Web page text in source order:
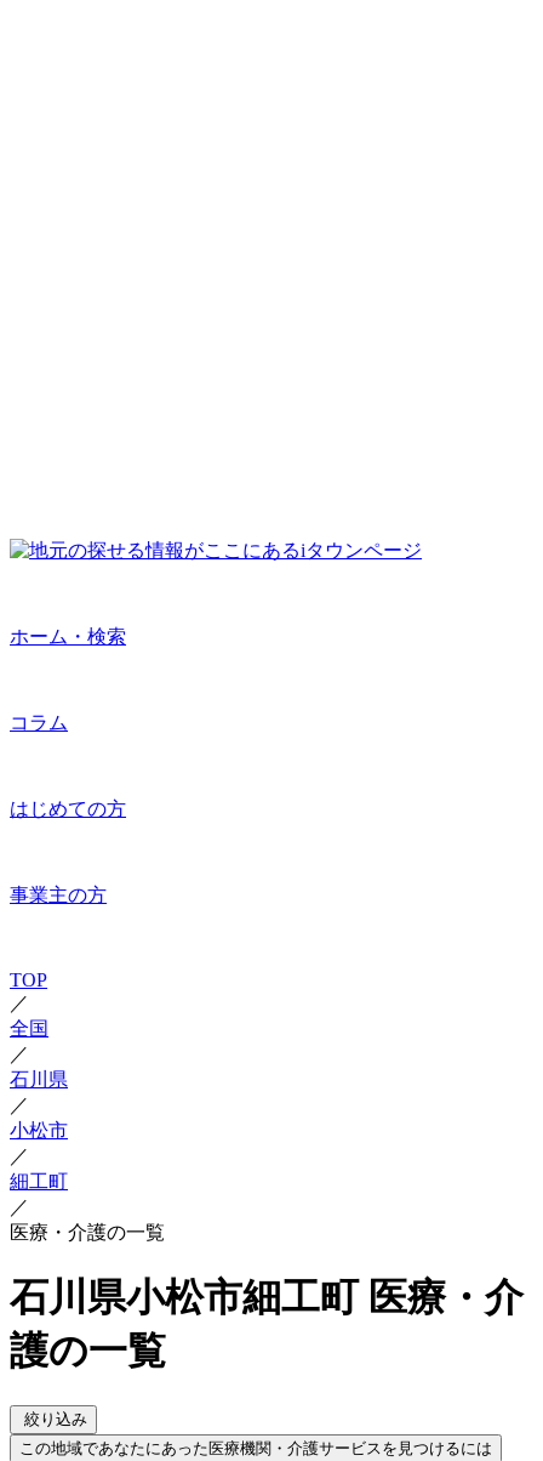
ホーム・検索
コラム
はじめての方
事業主の方
TOP
／
全国
／
石川県
／
小松市
／
細工町
／
医療・介護の一覧
石川県小松市細工町 医療・介
護の一覧
絞り込み
この地域であなたにあった医療機関・介護サービスを見つけるには